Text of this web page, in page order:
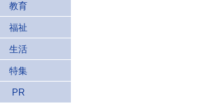
教育
福祉
生活
特集
PR